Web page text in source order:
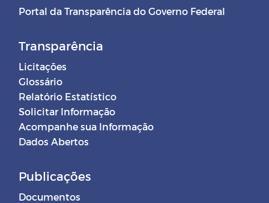
Portal da Transparência do Governo Federal
Transparência
Licitações
Glossário
Relatório Estatístico
Solicitar Informação
Acompanhe sua Informação
Dados Abertos
Publicações
Documentos